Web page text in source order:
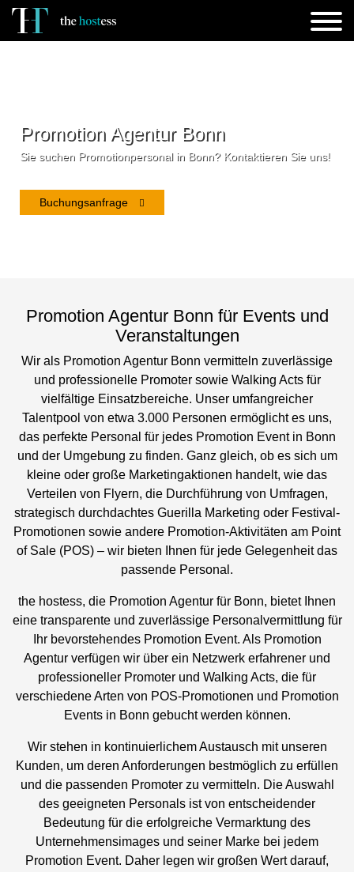
Promotion Agentur Bonn
Sie suchen Promotionpersonal in Bonn? Kontaktieren Sie uns!
Buchungsanfrage
Promotion Agentur Bonn für Events und
Veranstaltungen
Wir als Promotion Agentur Bonn vermitteln zuverlässige
und professionelle Promoter sowie Walking Acts für
vielfältige Einsatzbereiche. Unser umfangreicher
Talentpool von etwa 3.000 Personen ermöglicht es uns,
das perfekte Personal für jedes Promotion Event in Bonn
und der Umgebung zu finden. Ganz gleich, ob es sich um
kleine oder große Marketingaktionen handelt, wie das
Verteilen von Flyern, die Durchführung von Umfragen,
strategisch durchdachtes Guerilla Marketing oder Festival-
Promotionen sowie andere Promotion-Aktivitäten am Point
of Sale (POS) – wir bieten Ihnen für jede Gelegenheit das
passende Personal.
the hostess, die Promotion Agentur für Bonn, bietet Ihnen
eine transparente und zuverlässige Personalvermittlung für
Ihr bevorstehendes Promotion Event. Als Promotion
Agentur verfügen wir über ein Netzwerk erfahrener und
professioneller Promoter und Walking Acts, die für
verschiedene Arten von POS-Promotionen und Promotion
Events in Bonn gebucht werden können.
Wir stehen in kontinuierlichem Austausch mit unseren
Kunden, um deren Anforderungen bestmöglich zu erfüllen
und die passenden Promoter zu vermitteln. Die Auswahl
des geeigneten Personals ist von entscheidender
Bedeutung für die erfolgreiche Vermarktung des
Unternehmensimages und seiner Marke bei jedem
Promotion Event. Daher legen wir großen Wert darauf,